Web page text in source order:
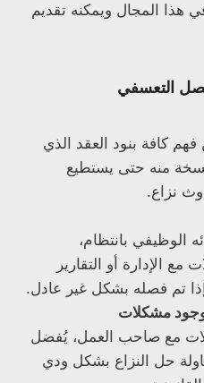
هذا المجال ويمكنه تقديم
التعسفي
كافة بنود العقد الذي
منه حتى يستطيع
نزاع.
الوظيفي بانتظام،
مع الإدارة أو التقارير
إذا تم فصله بشكل غير عادل.
وجود مشكلات
مع صاحب العمل، يُفضل
حل النزاع بشكل ودي